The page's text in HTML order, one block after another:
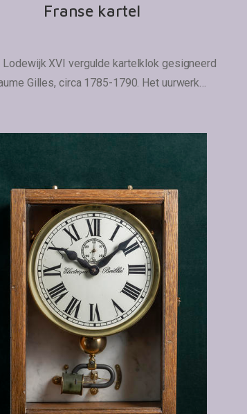
Franse kartel
Lodewijk XVI vergulde kartelklok gesigneerd
Gilles, circa 1785-1790. Het uurwerk…